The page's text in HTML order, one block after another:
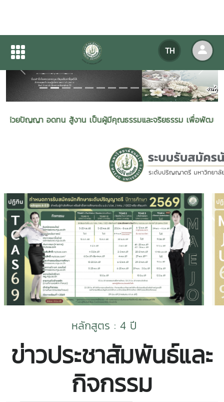
TH
Previous
Next
น เป็นผู้มีคุณธรรมและจริยธรรม เพื่อพัฒนาพลังงานและรองรับ
หลักสูตร : 4 ปี
ข่าวประชาสัมพันธ์และ
กิจกรรม